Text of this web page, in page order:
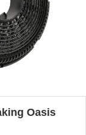
Oasis